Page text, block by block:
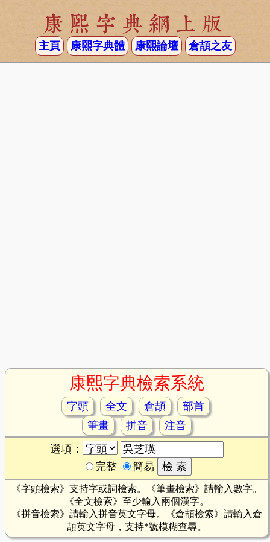
康熙字典網上版
主頁 康熙字典體 康熙論壇 倉頡之友
康熙字典檢索系統
字頭 全文 倉頡
部首
筆畫
拼音
注音
選項：
完整
簡易
《字頭檢索》支持字或詞檢索。《筆畫檢索》請輸入數字。
《全文檢索》至少輸入兩個漢字。
《拼音檢索》請輸入拼音英文字母。《倉頡檢索》請輸入倉
頡英文字母，支持*號模糊查尋。